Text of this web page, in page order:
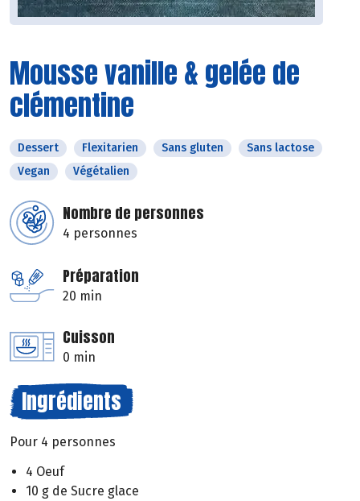
Mousse vanille & gelée de
clémentine
Dessert Flexitarien Sans gluten
Sans lactose
Vegan
Végétalien
Nombre de personnes
4 personnes
Préparation
20 min
Cuisson
0 min
Ingrédients
Pour 4 personnes
4 Oeuf
10 g de Sucre glace